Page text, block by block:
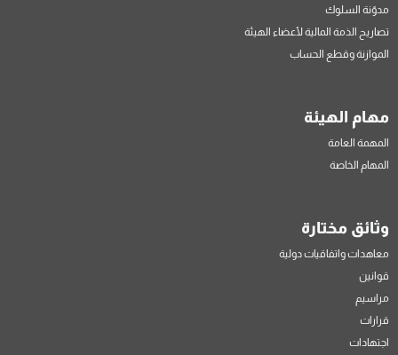
مدوّنة السلوك
تصاريح الذمة المالية لأعضاء الهيئة
الموازنة وقطع الحساب
مهام الهيئة
المهمة العامة
المهام الخاصة
وثائق مختارة
معاهدات واتفاقيات دولية
قوانين
مراسيم
قرارات
اجتهادات